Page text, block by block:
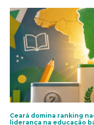
Ceará domina ranking
liderança na educação